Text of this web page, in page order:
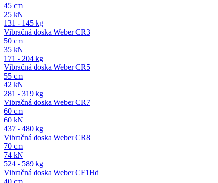
45 cm
25 kN
131 - 145 kg
Vibračná doska Weber CR3
50 cm
35 kN
171 - 204 kg
Vibračná doska Weber CR5
55 cm
42 kN
281 - 319 kg
Vibračná doska Weber CR7
60 cm
60 kN
437 - 480 kg
Vibračná doska Weber CR8
70 cm
74 kN
524 - 589 kg
Vibračná doska Weber CF1Hd
40 cm